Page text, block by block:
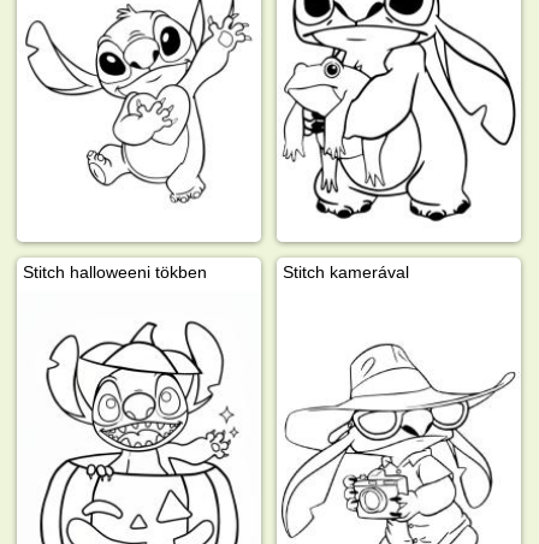
Stitch halloweeni tökben Stitch kamerával